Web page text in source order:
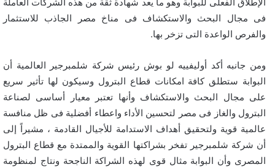
فى مجال البحث والاستكشاف فى مناخ مصر الجاذب للاستثمار
والفرص الواعدة التى تزخر بها.
ومن جانبه أكد أوليفييه لو بوش رئيس شركة شلمبرجير العالمية أن
البوابة ستطلق كافة امكانات قطاع البترول وسيكون لها تأثير سريع
على مجال البحث والاستكشاف وأنها تعتبر معيار أساسى لصناعة
البترول والغاز فى مصر لتحسين الأداء واعطاء أفضلية فى ظل منافسة
عالمية قوية ولتحقيق أهداف الاستدامة للأجيال القادمة ، مشيراً إلى
أن شركة شلمبرجير تفخر بشراكتها القوية والممتدة مع قطاع البترول
المصرى وأن البوابة مثال قوى لهذه الشراكة الناجحة ونتاج لمنظومة